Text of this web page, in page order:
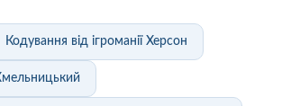
Кодування від ігроманії Херсон